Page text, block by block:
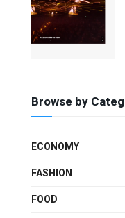
Browse by
ECONOMY
FASHION
FOOD